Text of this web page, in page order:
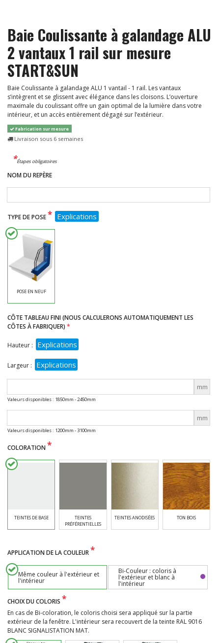
Baie Coulissante à galandage ALU
2 vantaux 1 rail sur mesure
START&SUN
Baie Coulissante à galandage ALU 1 vantail - 1 rail. Les vantaux
s’intègrent et se glissent avec élégance dans les cloisons. L’ouverture
maximale du coulissant offre un gain optimal de la lumière dans votre
intérieur, et un accès entièrement dégagé sur l’extérieur.
Fabrication sur mesure
Livraison sous 6 semaines
*Étapes obligatoires
NOM DU REPÈRE
TYPE DE POSE* Explications
POSE EN NEUF
CÔTE TABLEAU FINI (NOUS CALCULERONS AUTOMATIQUEMENT LES
CÔTES À FABRIQUER)
Hauteur : Explications
Largeur : Explications
mm
Valeurs disponibles : 1850mm - 2450mm
mm
Valeurs disponibles : 1200mm - 3100mm
COLORATION*
TEINTES DE BASE
TEINTES
PRÉFÉRENTIELLES
TEINTES ANODISÉES TON BOIS
APPLICATION DE LA COULEUR*
Même couleur à l'extérieur et
l'intérieur
Bi-Couleur : coloris à
l'extérieur et blanc à
l'intérieur
CHOIX DU COLORIS *
En cas de Bi-coloration, le coloris choisi sera appliqué sur la partie
extérieur de la fenêtre. L'intérieur sera recouvert de la teinte RAL 9016
BLANC SIGNALISTATION MAT.